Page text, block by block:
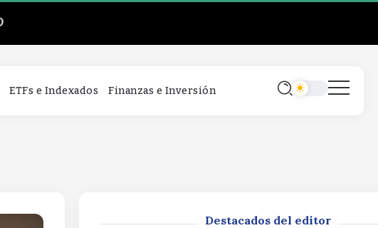
ETFs e Indexados Finanzas e Inversión
Destacados del editor
Wall Street optimism fuels new market momentum
inflows expected to surpass $1.51 billionWall Street